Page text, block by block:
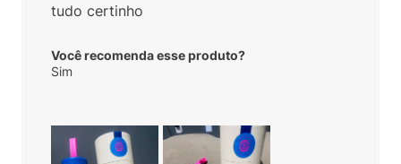
tudo certinho
Você recomenda esse produto?
Sim